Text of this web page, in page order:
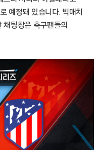
예정돼 있습니다. 빅매치
팅창은 축구팬들의